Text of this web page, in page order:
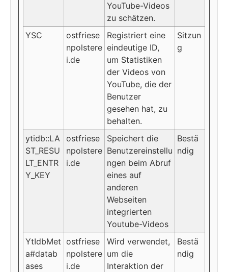
YouTube-Videos
zu schätzen.
YSC
ostfriese
npolstere
i.de
Registriert eine
eindeutige ID,
um Statistiken
der Videos von
YouTube, die der
Benutzer
gesehen hat, zu
behalten.
Sitzun
g
ytidb::LA
ST_RESU
LT_ENTR
Y_KEY
ostfriese
npolstere
i.de
Speichert die
Benutzereinstellu
ngen beim Abruf
eines auf
anderen
Webseiten
integrierten
Youtube-Videos
Bestä
ndig
YtIdbMet
a#datab
ases
ostfriese
npolstere
i.de
Wird verwendet,
um die
Interaktion der
Bestä
ndig